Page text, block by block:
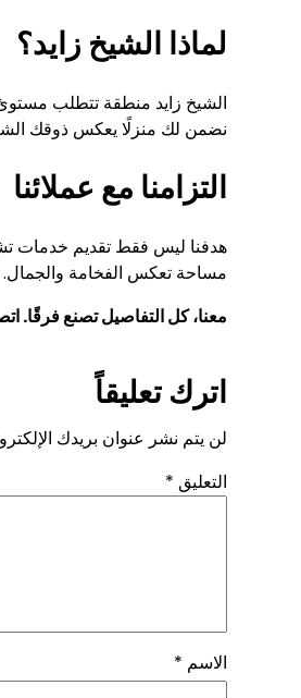
لماذا الشيخ زايد؟
الشيخ زايد منطقة تتطلب مستوىً
نضمن لك منزلًا يعكس ذوقك
التزامنا مع عملائنا
هدفنا ليس فقط تقديم خدمات
مساحة تعكس الفخامة والجمال.
معنا، كل التفاصيل تصنع فرقًا.
اترك تعليقاً
لن يتم نشر عنوان بريدك
التعليق *
الاسم *